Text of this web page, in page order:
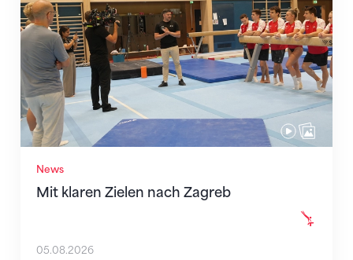
News
Mit klaren Zielen nach Zagreb
05.08.2026